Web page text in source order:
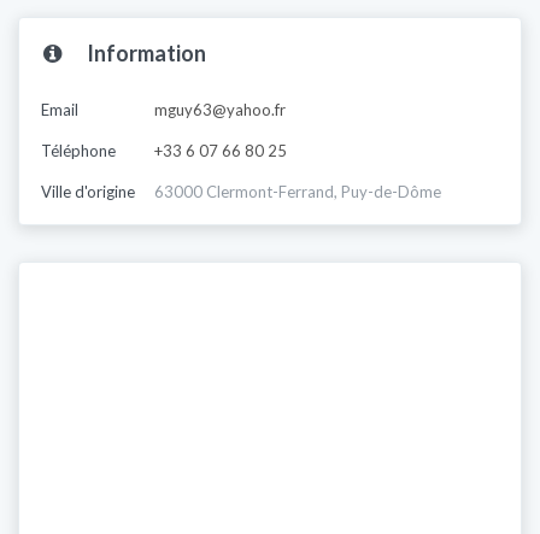
Information
Email mguy63@yahoo.fr
Téléphone +33 6 07 66 80 25
Ville d'origine 63000 Clermont-Ferrand, Puy-de-Dôme